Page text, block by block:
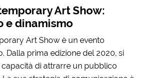
Art Show:
e dinamismo
Art Show è un evento
Dalla prima edizione del 2020, si
di attrarre un pubblico